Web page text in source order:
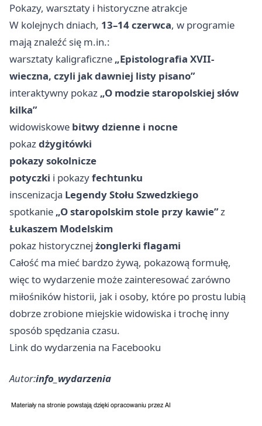
Pokazy, warsztaty i historyczne atrakcje
W kolejnych dniach, 13–14 czerwca, w programie
mają znaleźć się m.in.:
warsztaty kaligraficzne „Epistolografia XVII-
wieczna, czyli jak dawniej listy pisano”
interaktywny pokaz „O modzie staropolskiej słów
kilka”
widowiskowe bitwy dzienne i nocne
pokazdżygitówki
pokazy sokolnicze
potyczki i pokazyfechtunku
inscenizacja Legendy Stołu Szwedzkiego
spotkanie „O staropolskim stole przy kawie”z
Łukaszem Modelskim
pokaz historycznej żonglerki flagami
Całość ma mieć bardzo żywą, pokazową formułę,
więc to wydarzenie może zainteresować zarówno
miłośników historii, jak i osoby, które po prostu lubią
dobrze zrobione miejskie widowiska i trochę inny
sposób spędzania czasu.
Link do wydarzenia na Facebooku
Autor:info_wydarzenia